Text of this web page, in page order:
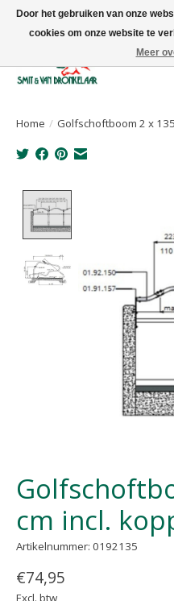
Uw leverancier voor
Home / Golfschoftboom 2 x
Golfschoftboom 2 x 135
cm incl.
Artikelnummer: 0192135
€74,95
Door het gebruiken van onze
cookies om onze website te
Meer